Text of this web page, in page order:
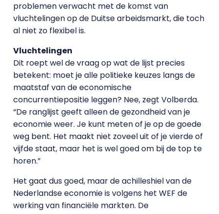
problemen verwacht met de komst van
vluchtelingen op de Duitse arbeidsmarkt, die toch
al niet zo flexibel is.
Vluchtelingen
Dit roept wel de vraag op wat de lijst precies
betekent: moet je alle politieke keuzes langs de
maatstaf van de economische
concurrentiepositie leggen? Nee, zegt Volberda.
“De ranglijst geeft alleen de gezondheid van je
economie weer. Je kunt meten of je op de goede
weg bent. Het maakt niet zoveel uit of je vierde of
vijfde staat, maar het is wel goed om bij de top te
horen.”
Het gaat dus goed, maar de achilleshiel van de
Nederlandse economie is volgens het WEF de
werking van financiële markten. De